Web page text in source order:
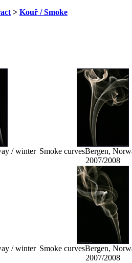
> Kouř / Smoke
/ winter Smoke curvesBergen,
2007/2008
/ winter Smoke curvesBergen,
2007/2008